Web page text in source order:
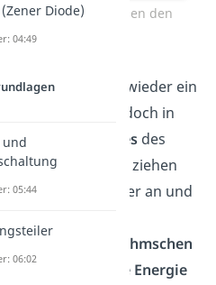
gegen den
Uhrzeigersinn
erzeugt wieder ein
Dieses Mal jedoch in
des
Magnetfeldesdes
. Dadurch ziehen
Magnet
einander an und
Nach dem
Ohmschen
kinetische Energie
Diode)
04:49
und
05:44
06:02